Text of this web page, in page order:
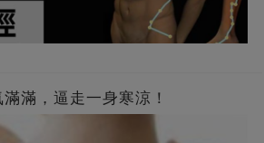
滿，逼走一身寒涼！